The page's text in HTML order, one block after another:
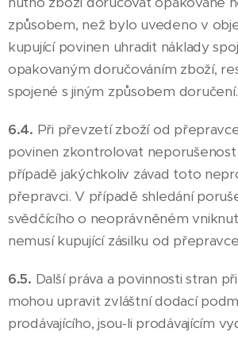
způsobem, než bylo uvedeno v
kupující povinen uhradit náklady
opakovaným doručováním zboží,
spojené s jiným způsobem doručení.
6.4. Při převzetí zboží od
povinen zkontrolovat
případě jakýchkoliv závad toto
přepravci. V případě shledání
svědčícího o neoprávněném
nemusí kupující zásilku od
6.5. Další práva a povinnosti stran
mohou upravit zvláštní dodací
prodávajícího, jsou-li prodávajícím